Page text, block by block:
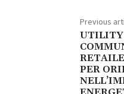
Previous
UTILITY
PER